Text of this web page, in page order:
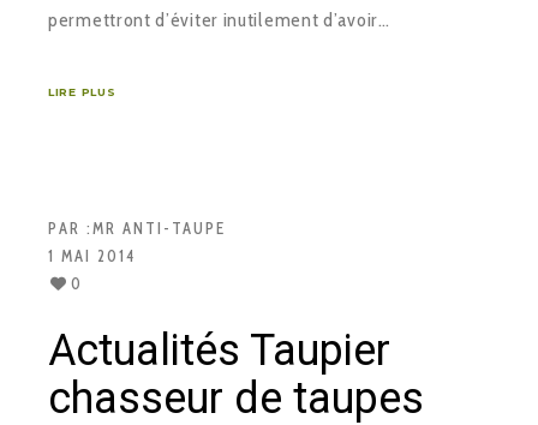
permettront d’éviter inutilement d’avoir…
LIRE PLUS
PAR :MR ANTI-TAUPE
1 MAI 2014
0
Actualités Taupier
chasseur de taupes